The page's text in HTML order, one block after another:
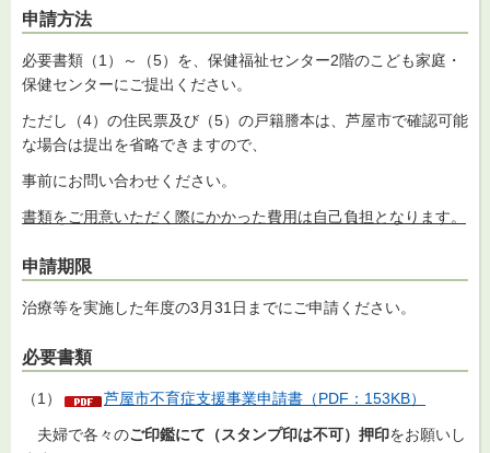
申請方法
必要書類（1）～（5）を、保健福祉センター2階のこども家庭・
保健センターにご提出ください。
ただし（4）の住民票及び（5）の戸籍謄本は、芦屋市で確認可能
な場合は提出を省略できますので、
事前にお問い合わせください。
書類をご用意いただく際にかかった費用は自己負担となります。
申請期限
治療等を実施した年度の3月31日までにご申請ください。
必要書類
（1） 芦屋市不育症支援事業申請書（PDF：153KB）
夫婦で各々のご印鑑にて（スタンプ印は不可）押印をお願いし